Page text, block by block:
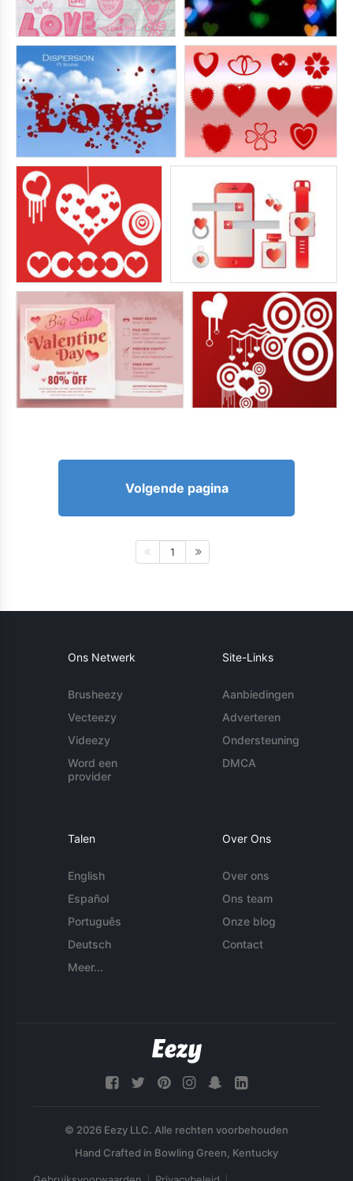
Volgende pagina
1
Ons Netwerk
Brusheezy
Vecteezy
Videezy
Word een
provider
Site-Links
Aanbiedingen
Adverteren
Ondersteuning
DMCA
Talen
English
Español
Português
Deutsch
Meer...
Over Ons
Over ons
Ons team
Onze blog
Contact
© 2026 Eezy LLC. Alle rechten voorbehouden